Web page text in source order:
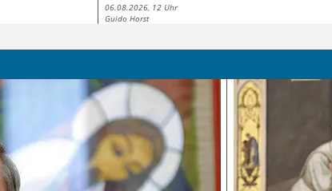
06.08.2026, 12 Uhr
Guido Horst